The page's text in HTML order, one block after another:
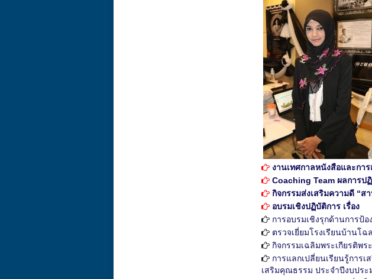
ภาพกิจกรรมต่างๆ
การประชุมเชิงปฏิบัติการผู้
งานสมัชชาคุณธรรมและต
งานเทศกาลหนังสือและกา
Coaching Team ผลการป
กิจกรรมส่งเสริมความดี “ส
อบรมเชิงปฏิบัติการ เรื่อง
การอบรมเชิงรุกด้านการป้
ตรวจเยี่ยมโรงเรียนบ้านโฉ
กิจกรรมเฉลิมพระเกียรติพ
การแลกเปลี่ยนเรียนรู้การ
เสริมคุณธรรม ประจำปีงบปร